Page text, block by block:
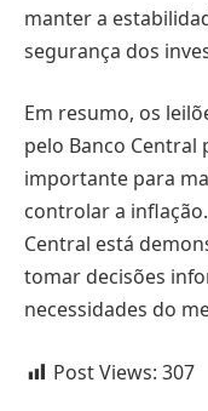
manter a
segurança dos
Em resumo, os
pelo Banco
importante para
controlar a
Central está
tomar decisões
necessidades do
Post Views: 307